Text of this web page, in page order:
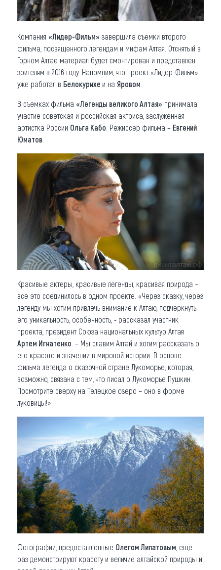
Компания «Лидер-Фильм» завершила съемки второго
фильма, посвященного легендам и мифам Алтая. Отснятый в
Горном Алтае материал будет смонтирован и представлен
зрителям в 2016 году. Напомним, что проект «Лидер-Фильм»
уже работал в Белокурихе и на Яровом
В съемках фильма «Легенды великого Алтая» принимала
участие советская и российская актриса, заслуженная
артистка России Ольга Кабо . Режиссер фильма – Евгений
Юматов
Красивые актеры, красивые легенды, красивая природа –
все это соединилось в одном проекте. «Через сказку, через
легенду мы хотим привлечь внимание к Алтаю, подчеркнуть
его уникальность, особенность, - рассказал участник
проекта, президент Союза национальных культур Алтая
Артем Игнатенко . – Мы славим Алтай и хотим рассказать о
его красоте и значении в мировой истории. В основе
фильма легенда о сказочной стране Лукоморье, которая,
возможно, связана с тем, что писал о Лукоморье Пушкин.
Посмотрите сверху на Телецкое озеро – оно в форме
луковицы!»
Фотографии, предоставленные Олегом Липатовым , еще
раз демонстрируют красоту и величие алтайской природы и